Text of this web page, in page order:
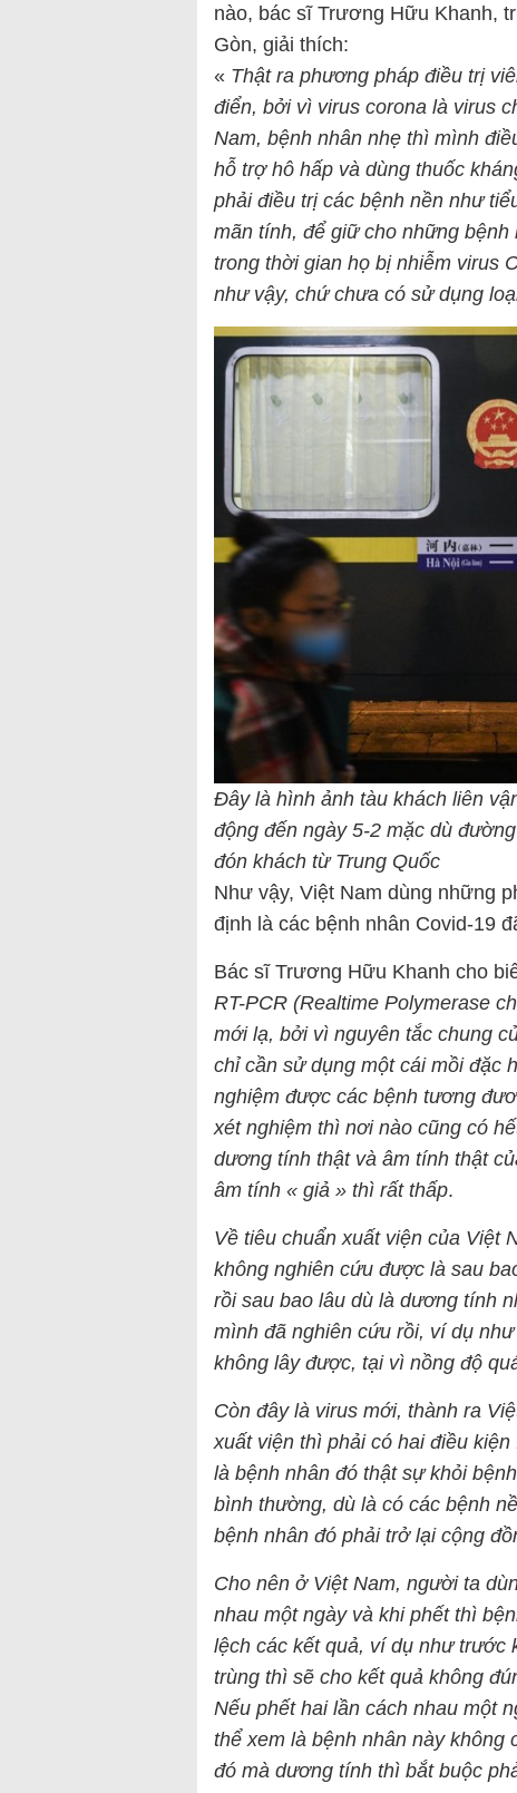
nào, bác sĩ Trương Hữu Khanh,
Gòn, giải thích:
« Thật ra phương pháp điều trị
điển, bởi vì virus corona là virus
Nam, bệnh nhân nhẹ thì mình
hỗ trợ hô hấp và dùng thuốc
phải điều trị các bệnh nền như
mãn tính, để giữ cho những
trong thời gian họ bị nhiễm virus
như vậy, chứ chưa có sử dụng
Đây là hình ảnh tàu khách liên
động đến ngày 5-2 mặc dù
đón khách từ Trung Quốc
Như vậy, Việt Nam dùng những
định là các bệnh nhân Covid-19
Bác sĩ Trương Hữu Khanh cho
RT-PCR (Realtime Polymerase
mới lạ, bởi vì nguyên tắc chung
chỉ cần sử dụng một cái mồi đặc
nghiệm được các bệnh tương
xét nghiệm thì nơi nào cũng có
dương tính thật và âm tính thật
âm tính « giả » thì rất thấp.
Về tiêu chuẩn xuất viện của Việt
không nghiên cứu được là sau
rồi sau bao lâu dù là dương tính
mình đã nghiên cứu rồi, ví dụ
không lây được, tại vì nồng độ
Còn đây là virus mới, thành ra
xuất viện thì phải có hai điều
là bệnh nhân đó thật sự khỏi
bình thường, dù là có các bệnh
bệnh nhân đó phải trở lại cộng
Cho nên ở Việt Nam, người ta
nhau một ngày và khi phết thì
lệch các kết quả, ví dụ như trước
trùng thì sẽ cho kết quả không
Nếu phết hai lần cách nhau một
thể xem là bệnh nhân này không
đó mà dương tính thì bắt buộc